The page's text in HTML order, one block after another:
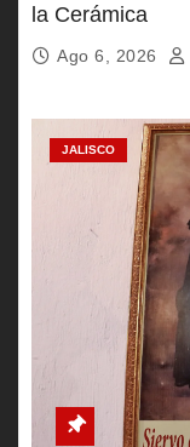
la Cerámica
Ago 6, 2026
JALISCO